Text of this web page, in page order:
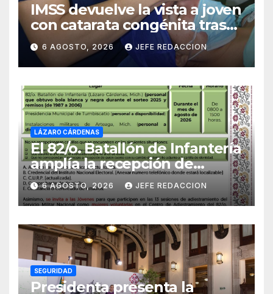
IMSS devuelve la vista a joven
con catarata congénita tras
23 años de limitación visual
6 AGOSTO, 2026 JEFE REDACCION
LÁZARO CÁRDENAS
El 82/o. Batallón de Infantería
amplía la recepción de
documentos para obtener La
Catilla del Servicio Militar
Nacional
6 AGOSTO, 2026 JEFE REDACCION
SEGURIDAD
Presidenta presenta la